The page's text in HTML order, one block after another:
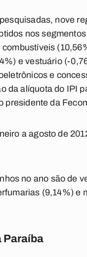
nove
nos
e vestuário (-
e
da alíquota do IPI
presidente da
a agosto de
no ano são de
(9,14%) e
Paraíba